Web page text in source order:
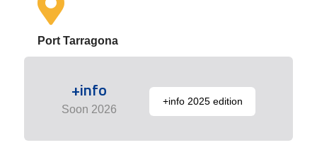
Port Tarragona
+info
Soon 2026
+info 2025 edition